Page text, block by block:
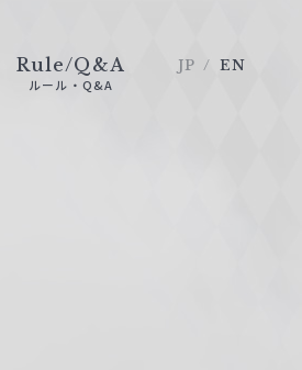
Rule/Q&A
ルール・Q&A
JP EN